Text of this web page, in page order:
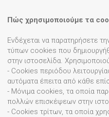
Πώς χρησιμοποιούμε τα
Ενδέχεται να παρατηρήσετε
τύπων cookies που
στην ιστοσελίδα.
- Cookies περιόδου
αυτόματα έπειτα από κάθε
- Μόνιμα cookies, τα οποία
πολλών επισκέψεων στην
- Cookies τρίτων, τα οποία